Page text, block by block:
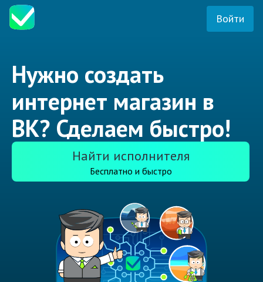
Войти
Нужно создать
интернет магазин в
ВК? Сделаем быстро!
Найти исполнителя
Бесплатно и быстро